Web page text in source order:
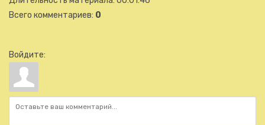
Всего комментариев: 0
Войдите: